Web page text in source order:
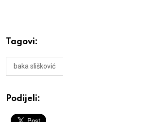
Tagovi:
baka slišković
Podijeli: